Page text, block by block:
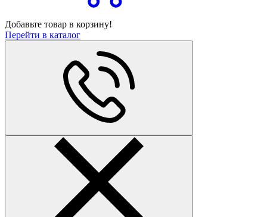
Добавьте товар в корзину!
Перейти в каталог